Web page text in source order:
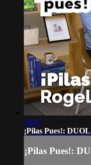
14:07
¡Pilas Pues!:
¡Pilas Pues!: